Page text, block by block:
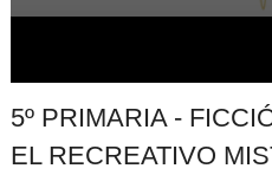
5º PRIMARIA -
EL RECREATIVO